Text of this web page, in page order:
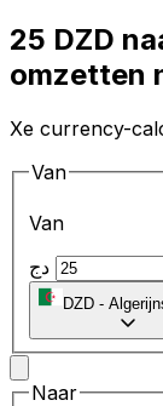
25 DZD
omzetten
Xe currency-
Van
Van
DZD -
Naar